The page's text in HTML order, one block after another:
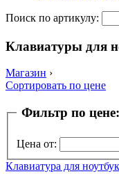
Поиск по артикулу:
Клавиатуры для
Магазин ›
Сортировать по цене
Фильтр по цене:
Цена от:
Клавиатура для